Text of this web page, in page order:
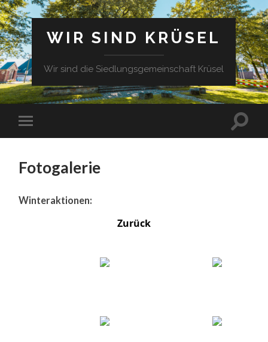
WIR SIND KRÜSEL
Wir sind die Siedlungsgemeinschaft Krüsel
Fotogalerie
Winteraktionen:
Zurück